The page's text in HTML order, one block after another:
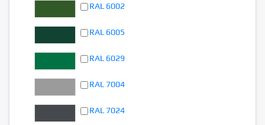
RAL 6002
RAL 6005
RAL 6029
RAL 7004
RAL 7024